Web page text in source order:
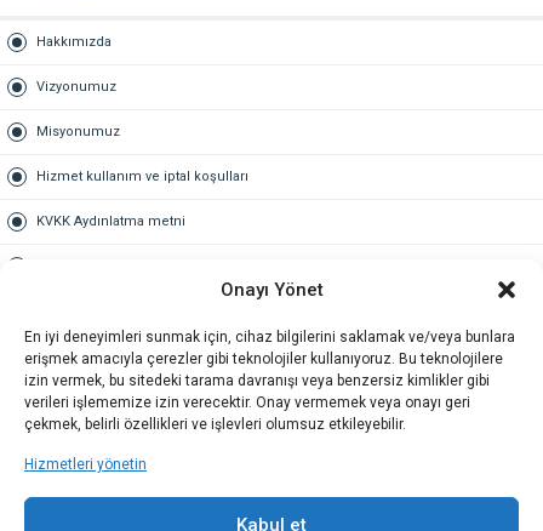
Onayı Yönet
En iyi deneyimleri sunmak için, cihaz bilgilerini saklamak ve/veya bunlara
erişmek amacıyla çerezler gibi teknolojiler kullanıyoruz. Bu teknolojilere
izin vermek, bu sitedeki tarama davranışı veya benzersiz kimlikler gibi
verileri işlememize izin verecektir. Onay vermemek veya onayı geri
çekmek, belirli özellikleri ve işlevleri olumsuz etkileyebilir.
Hizmetleri yönetin
Kabul et
Hakkımızda
Vizyonumuz
Misyonumuz
Hizmet kullanım ve iptal koşulları
KVKK Aydınlatma metni
Gold üyelik nedir
Kariyer
İş Başvuru Formu